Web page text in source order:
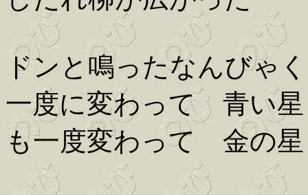
ドンと鳴ったなんびゃ
一度に変わって 青い星
も一度変わって 金の星